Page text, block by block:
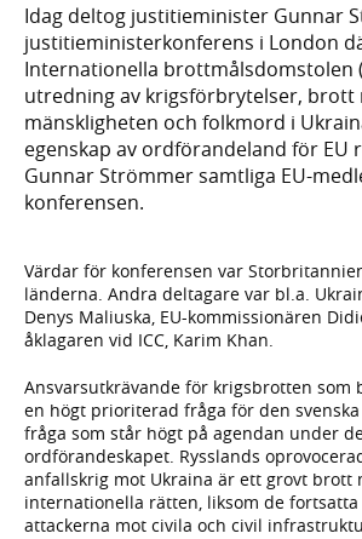
Idag deltog justitieminister Gunnar
justitieministerkonferens i London
Internationella brottmålsdomstolen
utredning av krigsförbrytelser, brott
mänskligheten och folkmord i
egenskap av ordförandeland för EU
Gunnar Strömmer samtliga EU-
konferensen.
Värdar för konferensen var
länderna. Andra deltagare var bl.a.
Denys Maliuska, EU-kommissionären
åklagaren vid ICC, Karim Khan.
Ansvarsutkrävande för krigsbrotten som
en högt prioriterad fråga för den
fråga som står högt på agendan under
ordförandeskapet. Rysslands
anfallskrig mot Ukraina är ett grovt brott
internationella rätten, liksom de
attackerna mot civila och civil